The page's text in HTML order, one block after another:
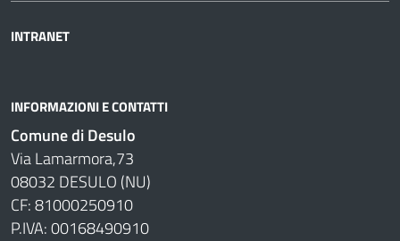
INTRANET
INFORMAZIONI E CONTATTI
Comune di Desulo
Via Lamarmora,73
08032 DESULO (NU)
CF: 81000250910
P.IVA: 00168490910